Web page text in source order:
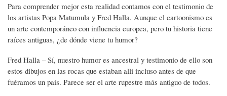
Para comprender mejor esta realidad contamos con el testimonio de
los artistas Popa Matumula y Fred Halla. Aunque el cartoonismo es
un arte contemporáneo con influencia europea, pero tu historia tiene
raíces antiguas, ¿de dónde viene tu humor?
Fred Halla – Sí, nuestro humor es ancestral y testimonio de ello son
estos dibujos en las rocas que estaban allí incluso antes de que
fuéramos un país. Parece ser el arte rupestre más antiguo de todos.